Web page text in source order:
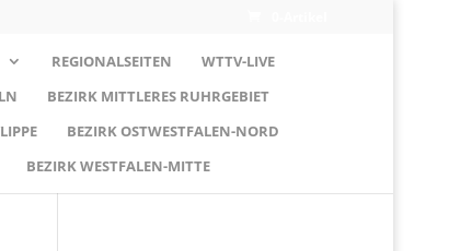
REGIONALSEITEN
WTTV-LIVE
BEZIRK MITTLERES RUHRGEBIET
BEZIRK OSTWESTFALEN-NORD
BEZIRK WESTFALEN-MITTE